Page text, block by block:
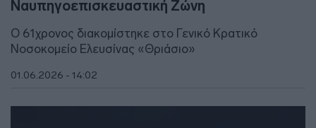
Ναυπηγοεπισκευαστική Ζώνη
O 61χρονος διακομίστηκε στο Γενικό Κρατικό
Νοσοκομείο Ελευσίνας «Θριάσιο»
01.06.2026 - 14:02